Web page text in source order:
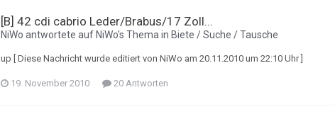
[B] 42 cdi cabrio Leder/Brabus/17 Zoll...
NiWo antwortete auf NiWo's Thema in Biete / Suche / Tausche
up [ Diese Nachricht wurde editiert von NiWo am 20.11.2010 um 22:10 Uhr ]
19. November 2010 20 Antworten